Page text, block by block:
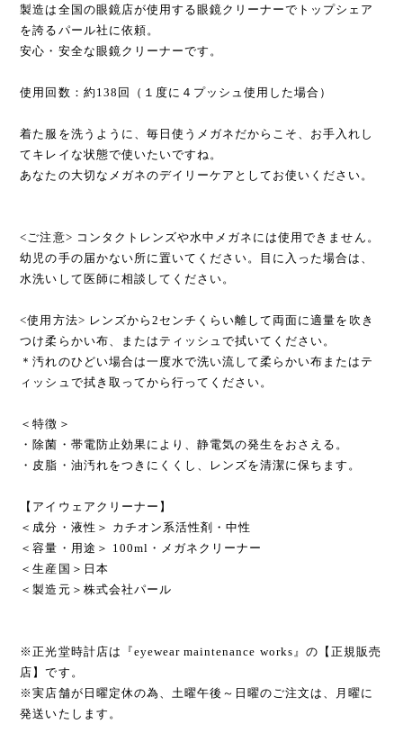
製造は全国の眼鏡店が使用する眼鏡クリーナーでトップシェア
を誇るパール社に依頼。
安心・安全な眼鏡クリーナーです。
使用回数：約138回（１度に４プッシュ使用した場合）
着た服を洗うように、毎日使うメガネだからこそ、お手入れし
てキレイな状態で使いたいですね。
あなたの大切なメガネのデイリーケアとしてお使いください。
<ご注意> コンタクトレンズや水中メガネには使用できません。
幼児の手の届かない所に置いてください。目に入った場合は、
水洗いして医師に相談してください。
<使用方法> レンズから2センチくらい離して両面に適量を吹き
つけ柔らかい布、またはティッシュで拭いてください。
＊汚れのひどい場合は一度水で洗い流して柔らかい布またはテ
ィッシュで拭き取ってから行ってください。
＜特徴＞
・除菌・帯電防止効果により、静電気の発生をおさえる。
・皮脂・油汚れをつきにくくし、レンズを清潔に保ちます。
【アイウェアクリーナー】
＜成分・液性＞ カチオン系活性剤・中性
＜容量・用途＞ 100ml・メガネクリーナー
＜生産国＞日本
＜製造元＞株式会社パール
※正光堂時計店は『eyewear maintenance works』の【正規販売
店】です。
※実店舗が日曜定休の為、土曜午後～日曜のご注文は、月曜に
発送いたします。